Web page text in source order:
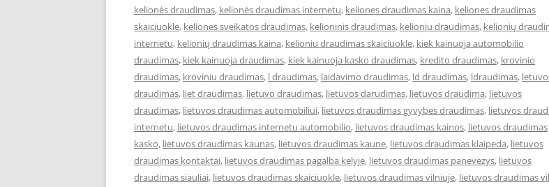
kelionės draudimas, kelionės draudimas internetu, keliones draudimas kaina, keliones draudimas
skaiciuokle, keliones sveikatos draudimas, kelioninis draudimas, kelioniu draudimas, kelionių
internetu, kelionių draudimas kaina, kelioniu draudimas skaiciuokle, kiek kainuoja automobilio
draudimas, kiek kainuoja draudimas, kiek kainuoja kasko draudimas, kredito draudimas, krovinio
draudimas, kroviniu draudimas, l draudimas, laidavimo draudimas, ld draudimas, ldraudimas,
draudimas, liet draudimas, lietuvo draudimas, lietuvos darudimas, lietuvos draudima, lietuvos
draudimas, lietuvos draudimas automobiliui, lietuvos draudimas gyvybes draudimas, lietuvos
internetu, lietuvos draudimas internetu automobilio, lietuvos draudimas kainos, lietuvos draudimas
kasko, lietuvos draudimas kaunas, lietuvos draudimas kaune, lietuvos draudimas klaipeda, lietuvos
draudimas kontaktai, lietuvos draudimas pagalba kelyje, lietuvos draudimas panevezys, lietuvos
draudimas siauliai, lietuvos draudimas skaiciuokle, lietuvos draudimas vilniuje, lietuvos draudimas